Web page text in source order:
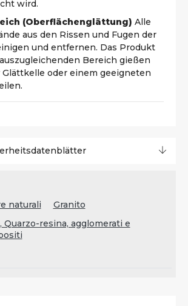
wird.
(Oberflächenglättung) Alle
aus den Rissen und Fugen der
und entfernen. Das Produkt
Bereich gießen
oder einem geeigneten
naturali
Granito
Quarzo-resina, agglomerati e